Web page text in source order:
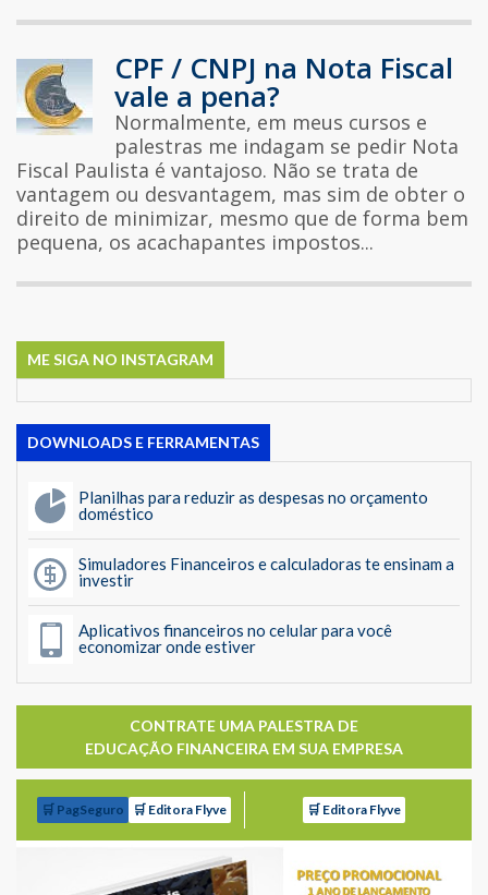
CPF / CNPJ na Nota Fiscal
vale a pena?
Normalmente, em meus cursos e
palestras me indagam se pedir Nota
Fiscal Paulista é vantajoso. Não se trata de
vantagem ou desvantagem, mas sim de obter o
direito de minimizar, mesmo que de forma bem
pequena, os acachapantes impostos...
ME SIGA NO INSTAGRAM
DOWNLOADS E FERRAMENTAS
Planilhas para reduzir as despesas no orçamento
doméstico
Simuladores Financeiros e calculadoras te ensinam a
investir
Aplicativos financeiros no celular para você
economizar onde estiver
CONTRATE UMA PALESTRA DE
EDUCAÇÃO FINANCEIRA EM SUA EMPRESA
🛒 PagSeguro 🛒 Editora Flyve 🛒 Editora Flyve